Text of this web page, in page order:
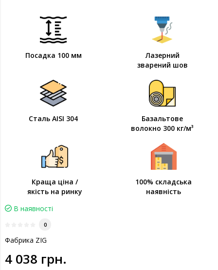
Посадка 100 мм
Лазерний
зварений шов
Сталь AISI 304
Базальтове
волокно 300 кг/м³
Краща ціна /
якість на ринку
100% складська
наявність
В наявності
0
Фабрика ZIG
4 038 грн.